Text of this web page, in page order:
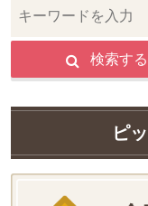
検索する
ピ